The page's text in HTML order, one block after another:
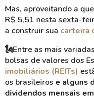
Mas, aproveitando a
R$ 5,51 nesta sexta-
a construir sua carteira
🗽Entre as mais
bolsas de valores dos
imobiliários (REITs)
os brasileiros e alguns
dividendos mensais